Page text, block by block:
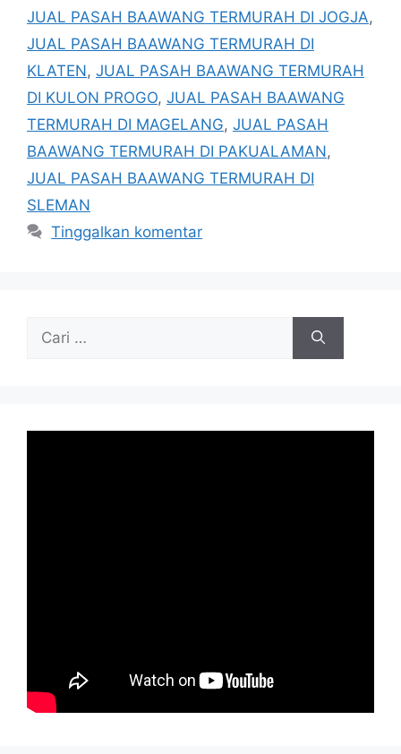
JUAL PASAH BAAWANG TERMURAH DI JOGJA,
JUAL PASAH BAAWANG TERMURAH DI
KLATEN, JUAL PASAH BAAWANG TERMURAH
DI KULON PROGO, JUAL PASAH BAAWANG
TERMURAH DI MAGELANG, JUAL PASAH
BAAWANG TERMURAH DI PAKUALAMAN,
JUAL PASAH BAAWANG TERMURAH DI
SLEMAN
Tinggalkan komentar
untuk: